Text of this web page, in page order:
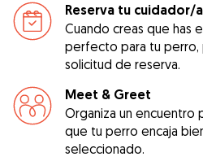
Reserva tu cuidador/a
Cuando creas que has
perfecto para tu perro,
solicitud de reserva.
Meet & Greet
Organiza un encuentro
que tu perro encaja
seleccionado.